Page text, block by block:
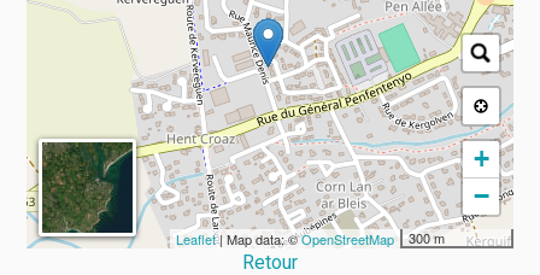
+
−
300 m
Leaflet| Map data: ©OpenStreetMap
Retour